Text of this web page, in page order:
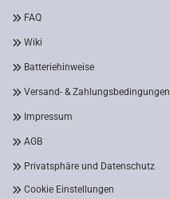
FAQ
Wiki
Batteriehinweise
Versand- & Zahlungsbedingungen
Impressum
AGB
Privatsphäre und Datenschutz
Cookie Einstellungen